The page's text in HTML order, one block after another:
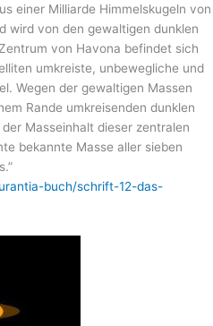
einer Milliarde Himmelskugeln von
wird von den gewaltigen dunklen
von Havona befindet sich
umkreiste, unbewegliche und
Wegen der gewaltigen Massen
Rande umkreisenden dunklen
Masseinhalt dieser zentralen
bekannte Masse aller sieben
buch/schrift-12-das-